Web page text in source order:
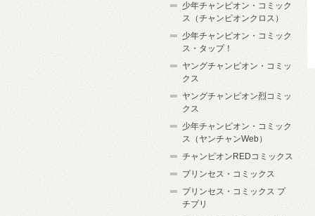
少年チャンピオン・コミック
ス（チャンピオンクロス）
少年チャンピオン・コミック
ス・タップ！
ヤングチャンピオン・コミッ
クス
ヤングチャンピオン烈コミッ
クス
少年チャンピオン・コミック
ス（ヤンチャンWeb）
チャンピオンREDコミックス
プリンセス・コミックス
プリンセス・コミックス プ
チプリ